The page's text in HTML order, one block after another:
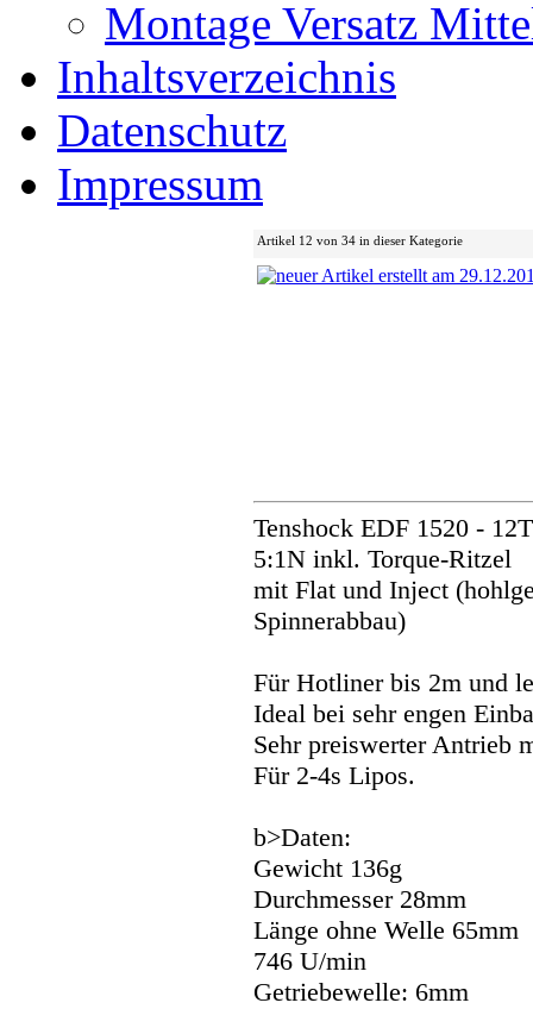
Montage Versatz
Inhaltsverzeichnis
Datenschutz
Impressum
Artikel 12 von 34 in dieser Kategorie
Tenshock EDF 1520 -
5:1N inkl. Torque-Ritzel
mit Flat und Inject
Spinnerabbau)
Für Hotliner bis 2m und
Ideal bei sehr engen
Sehr preiswerter Antrieb
Für 2-4s Lipos.
b>Daten:
Gewicht 136g
Durchmesser 28mm
Länge ohne Welle 65mm
746 U/min
Getriebewelle: 6mm